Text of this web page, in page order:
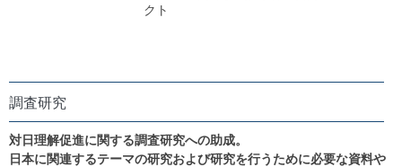
クト
調査研究
対日理解促進に関する調査研究への助成。
日本に関連するテーマの研究および研究を行うために必要な資料や